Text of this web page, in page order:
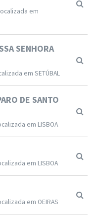
em
SENHORA
em SETÚBAL
DE SANTO
em LISBOA
em LISBOA
em OEIRAS